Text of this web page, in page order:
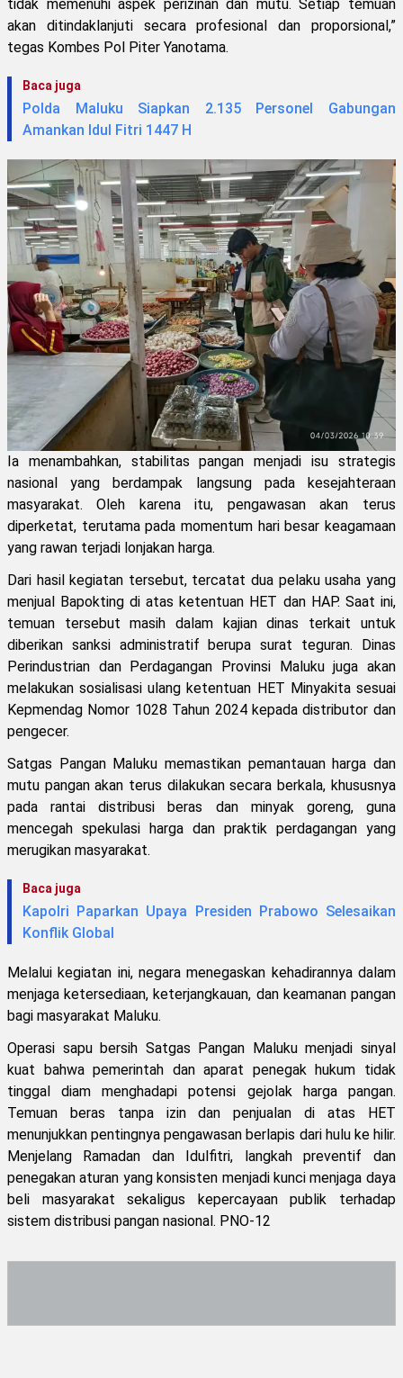
tidak memenuhi aspek perizinan dan mutu. Setiap temuan
akan ditindaklanjuti secara profesional dan proporsional,”
tegas Kombes Pol Piter Yanotama.
Baca juga
Polda Maluku Siapkan 2.135 Personel Gabungan
Amankan Idul Fitri 1447 H
Ia menambahkan, stabilitas pangan menjadi isu strategis
nasional yang berdampak langsung pada kesejahteraan
masyarakat. Oleh karena itu, pengawasan akan terus
diperketat, terutama pada momentum hari besar keagamaan
yang rawan terjadi lonjakan harga.
Dari hasil kegiatan tersebut, tercatat dua pelaku usaha yang
menjual Bapokting di atas ketentuan HET dan HAP. Saat ini,
temuan tersebut masih dalam kajian dinas terkait untuk
diberikan sanksi administratif berupa surat teguran. Dinas
Perindustrian dan Perdagangan Provinsi Maluku juga akan
melakukan sosialisasi ulang ketentuan HET Minyakita sesuai
Kepmendag Nomor 1028 Tahun 2024 kepada distributor dan
pengecer.
Satgas Pangan Maluku memastikan pemantauan harga dan
mutu pangan akan terus dilakukan secara berkala, khususnya
pada rantai distribusi beras dan minyak goreng, guna
mencegah spekulasi harga dan praktik perdagangan yang
merugikan masyarakat.
Baca juga
Kapolri Paparkan Upaya Presiden Prabowo Selesaikan
Konflik Global
Melalui kegiatan ini, negara menegaskan kehadirannya dalam
menjaga ketersediaan, keterjangkauan, dan keamanan pangan
bagi masyarakat Maluku.
Operasi sapu bersih Satgas Pangan Maluku menjadi sinyal
kuat bahwa pemerintah dan aparat penegak hukum tidak
tinggal diam menghadapi potensi gejolak harga pangan.
Temuan beras tanpa izin dan penjualan di atas HET
menunjukkan pentingnya pengawasan berlapis dari hulu ke hilir.
Menjelang Ramadan dan Idulfitri, langkah preventif dan
penegakan aturan yang konsisten menjadi kunci menjaga daya
beli masyarakat sekaligus kepercayaan publik terhadap
sistem distribusi pangan nasional. PNO-12